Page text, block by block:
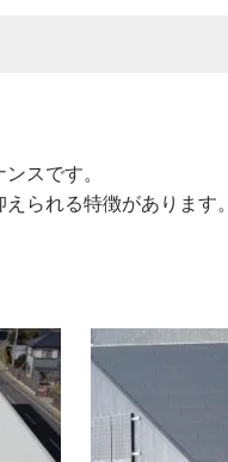
スです。
られる特徴があります。